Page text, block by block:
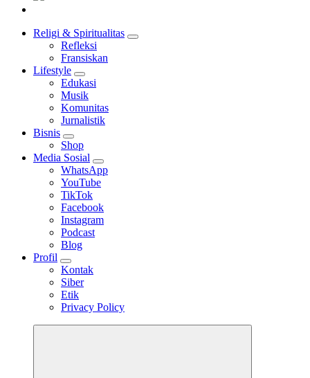
HATI YANG BERTELINGA
Mendengar dengan Cinta
Religi & Spiritualitas
Refleksi
Fransiskan
Lifestyle
Edukasi
Musik
Komunitas
Jurnalistik
Bisnis
Shop
Media Sosial
WhatsApp
YouTube
TikTok
Facebook
Instagram
Podcast
Blog
Profil
Kontak
Siber
Etik
Privacy Policy